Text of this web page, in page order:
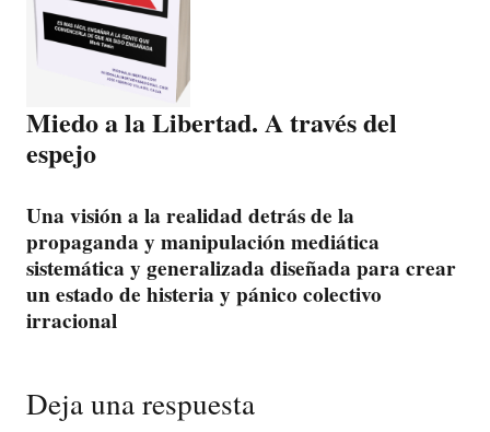
Miedo a la Libertad. A través del
espejo
Una visión a la realidad detrás de la
propaganda y manipulación mediática
sistemática y generalizada diseñada para crear
un estado de histeria y pánico colectivo
irracional
Deja una respuesta